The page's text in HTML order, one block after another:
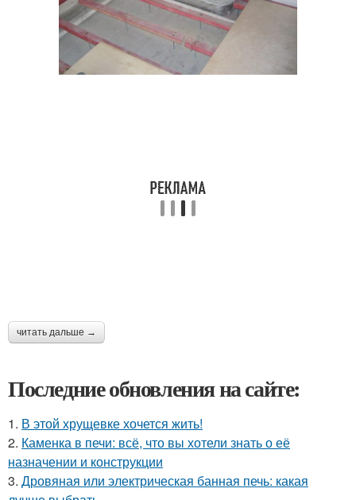
читать дальше →
Последние обновления на сайте:
1. В этой хрущевке хочется жить!
2. Каменка в печи: всё, что вы хотели знать о её
назначении и конструкции
3. Дровяная или электрическая банная печь: какая